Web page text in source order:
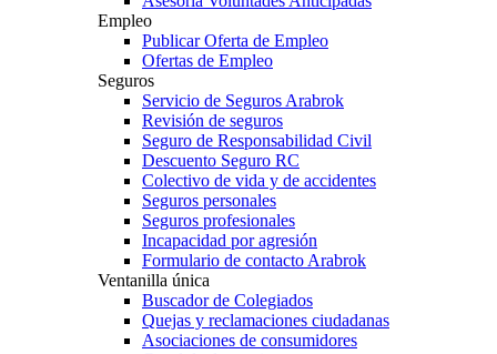
Empleo
Publicar Oferta de Empleo
Ofertas de Empleo
Seguros
Servicio de Seguros Arabrok
Revisión de seguros
Seguro de Responsabilidad Civil
Descuento Seguro RC
Colectivo de vida y de accidentes
Seguros personales
Seguros profesionales
Incapacidad por agresión
Formulario de contacto Arabrok
Ventanilla única
Buscador de Colegiados
Quejas y reclamaciones ciudadanas
Asociaciones de consumidores